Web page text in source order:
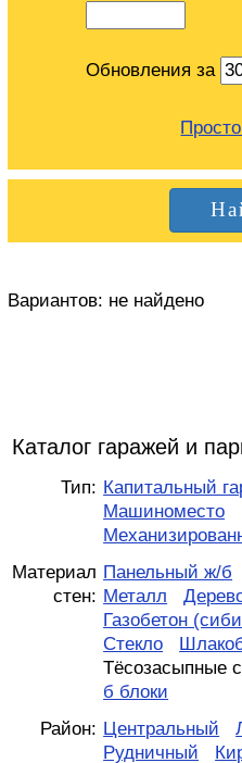
Обновления за
Вариантов: не найдено
Каталог гаражей и
Тип: Капитальный
Машиноместо
Материал
стен:
Панельный ж/б
Металл
Газобетон
Стекло
Тёсозасыпные
б блоки
Район: Центральный
Рудничный